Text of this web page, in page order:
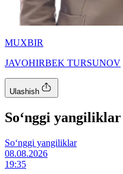
MUXBIR
JAVOHIRBEK TURSUNOV
Ulashish
So‘nggi yangiliklar
So‘nggi yangiliklar
08.08.2026
19:35